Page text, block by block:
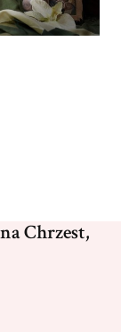
Chrzest,